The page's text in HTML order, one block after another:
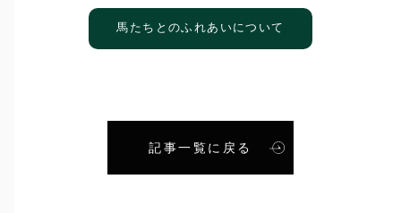
馬たちとのふれあいについて
記事一覧に戻る